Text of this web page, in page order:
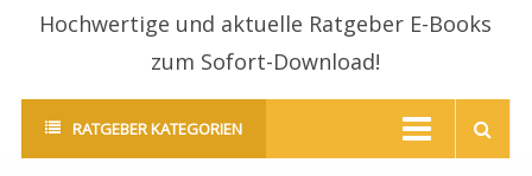
Hochwertige und aktuelle Ratgeber E-Books
zum Sofort-Download!
RATGEBER KATEGORIEN